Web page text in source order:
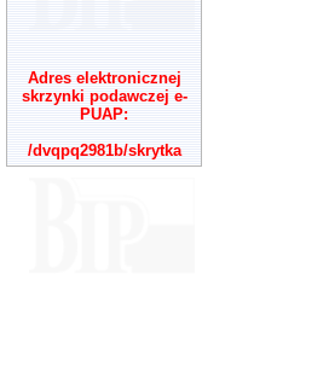
Adres elektronicznej
skrzynki podawczej e-
PUAP:
/dvqpq2981b/skrytka